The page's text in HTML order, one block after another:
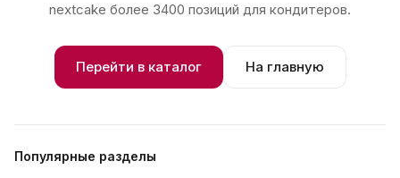
nextcake более 3400 позиций для кондитеров.
Перейти в каталог На главную
Популярные разделы